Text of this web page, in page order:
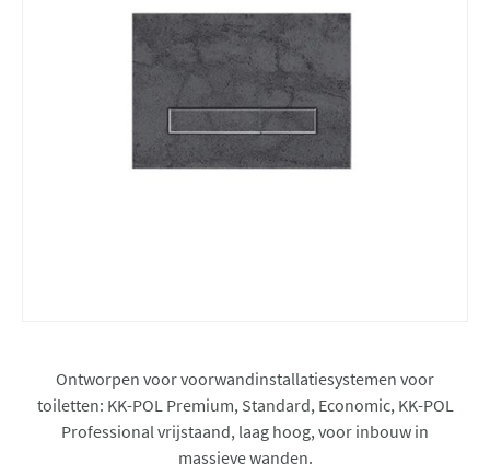
Ontworpen voor voorwandinstallatiesystemen voor
toiletten: KK-POL Premium, Standard, Economic, KK-POL
Professional vrijstaand, laag hoog, voor inbouw in
massieve wanden.